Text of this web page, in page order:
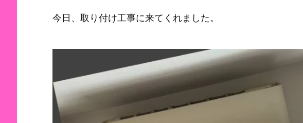
今日、取り付け工事に来てくれました。